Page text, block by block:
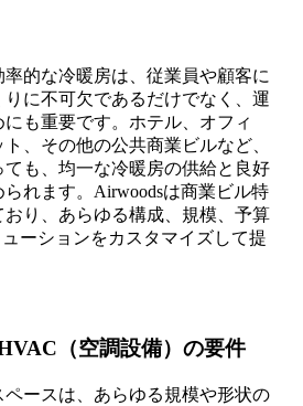
的な冷暖房は、従業員や顧客に
に不可欠であるだけでなく、運
も重要です。ホテル、オフィ
、その他の公共商業ビルなど、
も、均一な冷暖房の供給と良好
れます。Airwoodsは商業ビル特
り、あらゆる構成、規模、予算
ーションをカスタマイズして提
（空調設備）の要件
ースは、あらゆる規模や形状の